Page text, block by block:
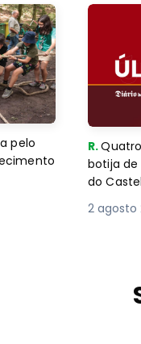
pelo
R.
botija
do
2 agosto